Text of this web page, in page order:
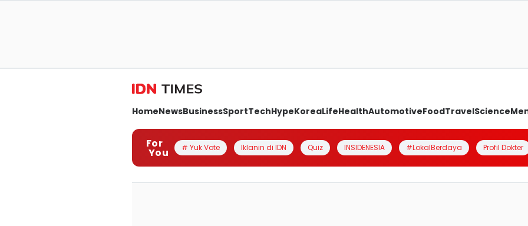
HomeNewsBusinessSportTechHypeKoreaLifeHealthAutomotiveFoodTravelScience
For
You # Yuk Vote Iklanin di IDN Quiz INSIDENESIA #LokalBerdaya Profil Dokter